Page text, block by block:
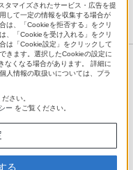
ター VAIO
わせ
報
タマイズされたサービス・広告を提
して一定の情報を収集する場合が
は、「Cookieを拒否する」をクリ
、「Cookieを受け入れる」をクリ
は「Cookie設定」をクリックして
きます。選択したCookieの設定に
なくなる場合があります。 詳細に
人情報の取扱いについては、プラ
さい。
ー をご覧ください。
る